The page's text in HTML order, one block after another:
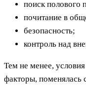
поиск полового
почитание в
безопасность;
контроль над
Тем не менее,
факторы, поменялась